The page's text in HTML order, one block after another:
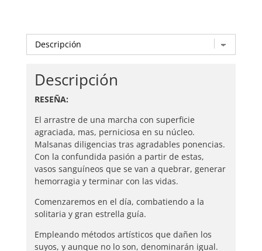
Descripción
RESEÑA:
El arrastre de una marcha con superficie
agraciada, mas, perniciosa en su núcleo.
Malsanas diligencias tras agradables ponencias.
Con la confundida pasión a partir de estas,
vasos sanguíneos que se van a quebrar, generar
hemorragia y terminar con las vidas.
Comenzaremos en el día, combatiendo a la
solitaria y gran estrella guía.
Empleando métodos artísticos que dañen los
suyos, y aunque no lo son, denominarán igual.